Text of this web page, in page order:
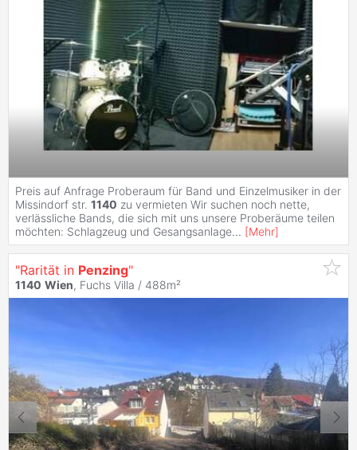
Preis auf Anfrage Proberaum für Band und Einzelmusiker in der
Missindorf str. 1140 zu vermieten Wir suchen noch nette,
verlässliche Bands, die sich mit uns unsere Proberäume teilen
möchten: Schlagzeug und Gesangsanlage... [Mehr]
"Rarität in Penzing"
1140 Wien, Fuchs Villa / 488m²